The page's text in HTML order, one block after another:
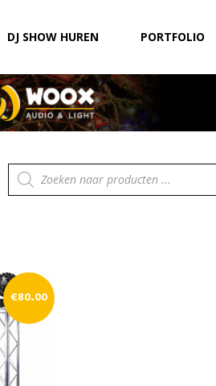
DJ SHOW HUREN PORTFOLIO
Producten
zoeken
€80.00